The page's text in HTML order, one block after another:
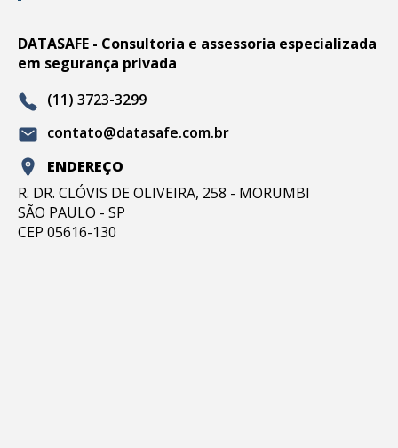
DATASAFE - Consultoria e assessoria especializada
em segurança privada
(11) 3723-3299
contato@datasafe.com.br
ENDEREÇO
R. DR. CLÓVIS DE OLIVEIRA, 258 - MORUMBI
SÃO PAULO - SP
CEP 05616-130